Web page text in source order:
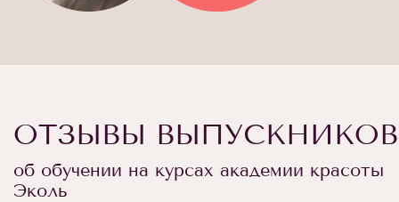
ОТЗЫВЫ ВЫПУСКНИКОВ
об обучении на курсах академии красоты
Эколь